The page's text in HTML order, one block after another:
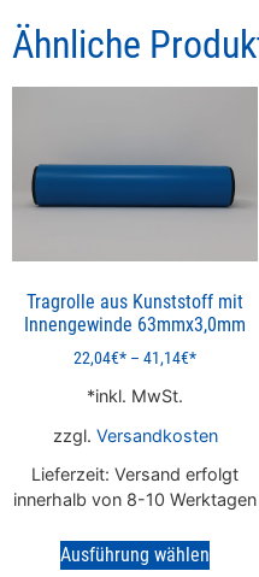
Ähnliche
Tragrolle aus Kunststoff mit
Innengewinde 63mmx3,0mm
22,04€ – 41,14€
inkl. MwSt.
zzgl. Versandkosten
Lieferzeit: Versand erfolgt
innerhalb von 8-10 Werktagen
Ausführung wählen